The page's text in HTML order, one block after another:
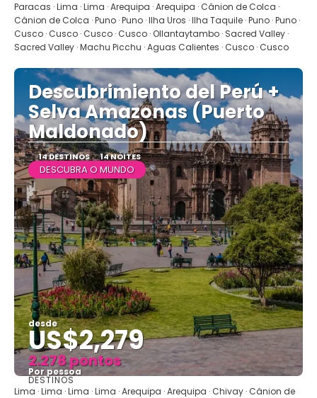
Paracas · Lima · Lima · Arequipa · Arequipa · Cânion de Colca ·
Cânion de Colca · Puno · Puno · Ilha Uros · Ilha Taquile · Puno · Puno ·
Cusco · Cusco · Cusco · Cusco · Ollantaytambo · Sacred Valley ·
Sacred Valley · Machu Picchu · Aguas Calientes · Cusco · Cusco
Descubrimiento del Perú +
Selva Amazonas (Puerto
Maldonado)
14 DESTINOS 14 NOITES
DESCUBRA O MUNDO
desde
US$2,279
2.278 pontos
Por pessoa
Vejo
DESTINOS
Lima · Lima · Lima · Lima · Arequipa · Arequipa · Chivay · Cânion de